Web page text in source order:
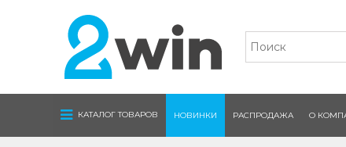
КАТАЛОГ ТОВАРОВ НОВИНКИ РАСПРОДАЖА О